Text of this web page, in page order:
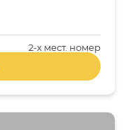
2-x мест. номер